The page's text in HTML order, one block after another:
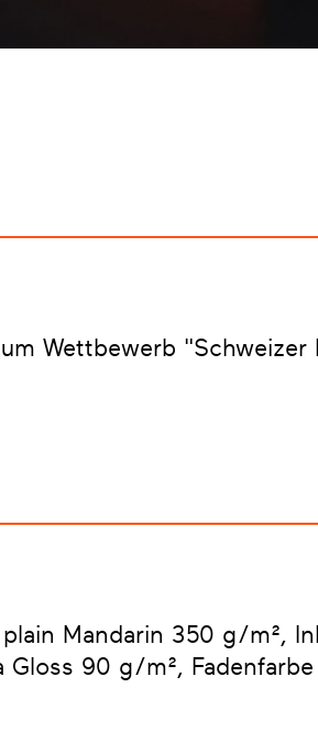
Wettbewerb
Mandarin 350 g/m²,
Gloss 90 g/m²,